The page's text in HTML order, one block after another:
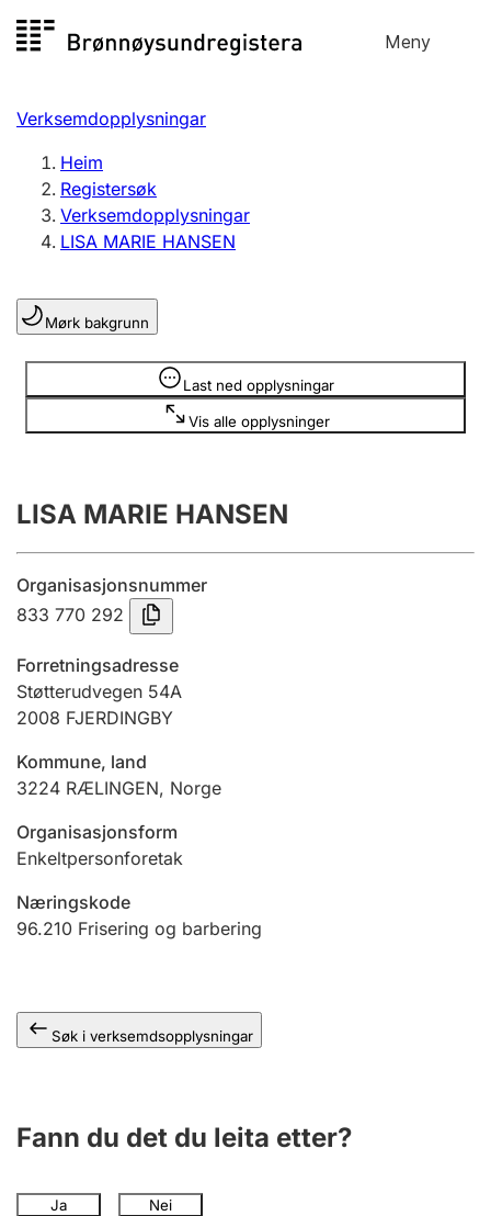
til
Meny
Registersøk
Aksjeselskap
Enkeltpersonføretak
Registrere, endre, slette
Lag og foreining
Registrere, endre, slette
Årsrekneskap
Innsending og forseinkingsgebyr
Jeger
Ektepaktrettleiaren
Andre tema
Verksemdopplysningar
Heim
Registersøk
Verksemdopplysningar
LISA MARIE HANSEN
Mørk bakgrunn
Last ned opplysningar
Vis alle opplysninger
Opplysninger er skjult
LISA MARIE HANSEN
Organisasjonsnummer
833 770 292
Forretningsadresse
Støtterudvegen 54A
2008 FJERDINGBY
Kommune, land
3224 RÆLINGEN, Norge
Organisasjonsform
Enkeltpersonforetak
Næringskode
96.210 Frisering og barbering
Søk i verksemdsopplysningar
Fann du det du leita etter?
Ja Nei